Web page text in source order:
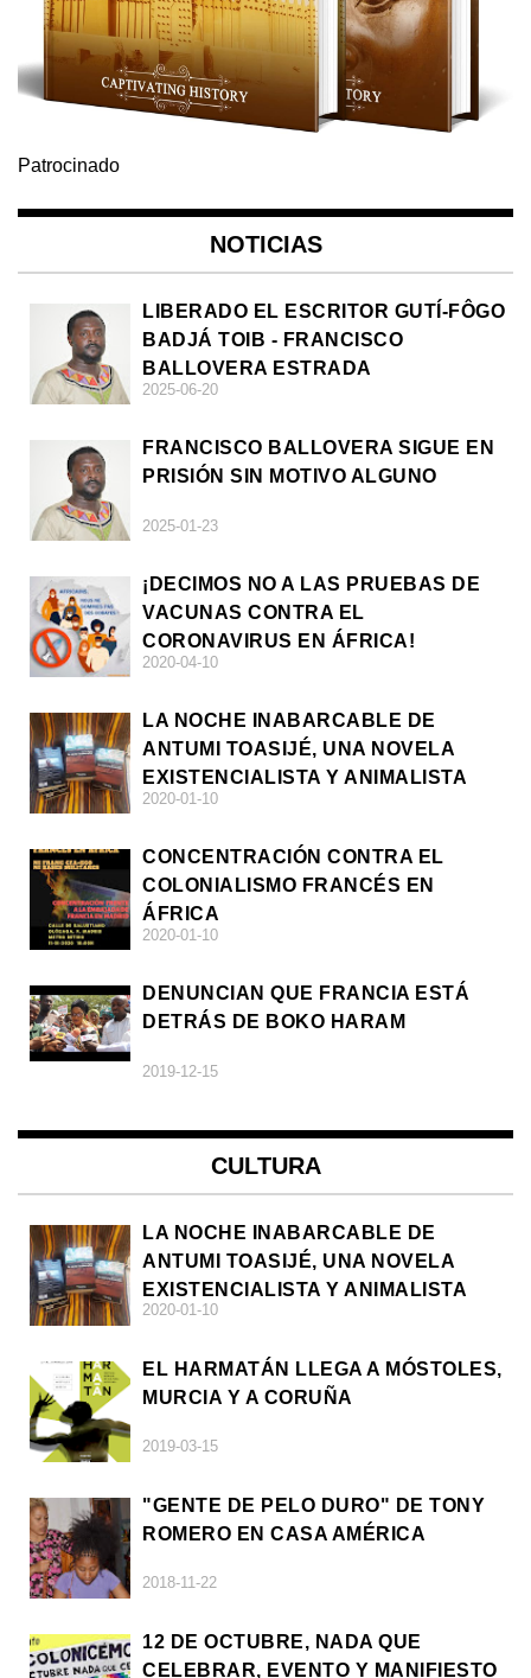
Patrocinado
NOTICIAS
LIBERADO EL ESCRITOR GUTÍ-FÔGO
BADJÁ TOIB - FRANCISCO
BALLOVERA ESTRADA
2025-06-20
FRANCISCO BALLOVERA SIGUE EN
PRISIÓN SIN MOTIVO ALGUNO
2025-01-23
¡DECIMOS NO A LAS PRUEBAS DE
VACUNAS CONTRA EL
CORONAVIRUS EN ÁFRICA!
2020-04-10
LA NOCHE INABARCABLE DE
ANTUMI TOASIJÉ, UNA NOVELA
EXISTENCIALISTA Y ANIMALISTA
2020-01-10
CONCENTRACIÓN CONTRA EL
COLONIALISMO FRANCÉS EN
ÁFRICA
2020-01-10
DENUNCIAN QUE FRANCIA ESTÁ
DETRÁS DE BOKO HARAM
2019-12-15
CULTURA
LA NOCHE INABARCABLE DE
ANTUMI TOASIJÉ, UNA NOVELA
EXISTENCIALISTA Y ANIMALISTA
2020-01-10
EL HARMATÁN LLEGA A MÓSTOLES,
MURCIA Y A CORUÑA
2019-03-15
"GENTE DE PELO DURO" DE TONY
ROMERO EN CASA AMÉRICA
2018-11-22
12 DE OCTUBRE, NADA QUE
CELEBRAR, EVENTO Y MANIFIESTO